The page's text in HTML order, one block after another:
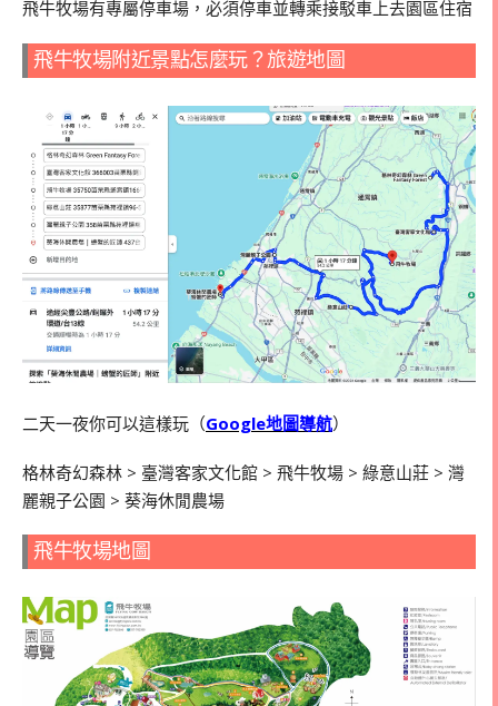
飛牛牧場有專屬停車場，必須停車並轉乘接駁車上去園區住宿
飛牛牧場附近景點怎麼玩？旅遊地圖
二天一夜你可以這樣玩（Google地圖導航）
格林奇幻森林 > 臺灣客家文化館 > 飛牛牧場 > 綠意山莊 > 灣
麗親子公園 > 葵海休閒農場
飛牛牧場地圖